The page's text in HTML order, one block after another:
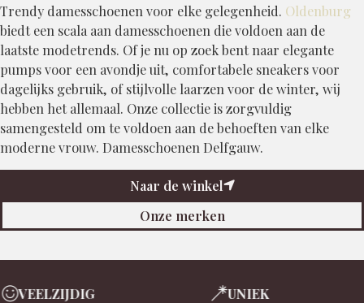
Trendy damesschoenen voor elke gelegenheid. Oldenburg
biedt een scala aan damesschoenen die voldoen aan de
laatste modetrends. Of je nu op zoek bent naar elegante
pumps voor een avondje uit, comfortabele sneakers voor
dagelijks gebruik, of stijlvolle laarzen voor de winter, wij
hebben het allemaal. Onze collectie is zorgvuldig
samengesteld om te voldoen aan de behoeften van elke
moderne vrouw. Damesschoenen Delfgauw.
Naar de winkel
Onze merken
UNIEK